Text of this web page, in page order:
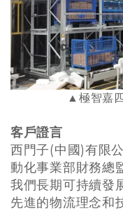
▲極智嘉
客戶證言
西門子(中國)有限
動化事業部財務總
我們長期可持續發
先進的物流理念和